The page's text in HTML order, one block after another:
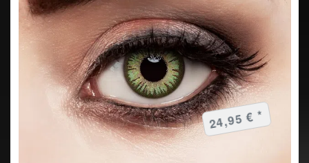
24,95 € *